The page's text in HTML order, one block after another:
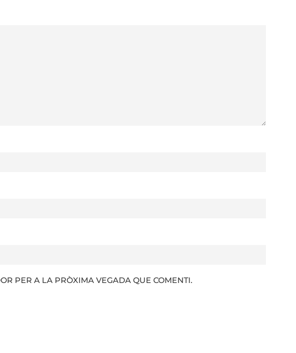
PER A LA PRÒXIMA VEGADA QUE COMENTI.